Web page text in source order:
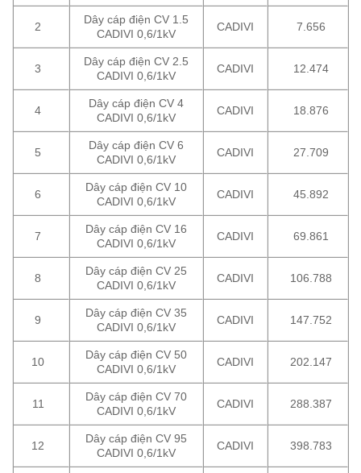
2
Dây cáp điện CV 1.5
CADIVI 0,6/1kV
CADIVI 7.656
3
Dây cáp điện CV 2.5
CADIVI 0,6/1kV
CADIVI 12.474
4
Dây cáp điện CV 4
CADIVI 0,6/1kV
CADIVI 18.876
5
Dây cáp điện CV 6
CADIVI 0,6/1kV
CADIVI 27.709
6
Dây cáp điện CV 10
CADIVI 0,6/1kV
CADIVI 45.892
7
Dây cáp điện CV 16
CADIVI 0,6/1kV
CADIVI 69.861
8
Dây cáp điện CV 25
CADIVI 0,6/1kV
CADIVI 106.788
9
Dây cáp điện CV 35
CADIVI 0,6/1kV
CADIVI 147.752
10
Dây cáp điện CV 50
CADIVI 0,6/1kV
CADIVI 202.147
11
Dây cáp điện CV 70
CADIVI 0,6/1kV
CADIVI 288.387
12
Dây cáp điện CV 95
CADIVI 0,6/1kV
CADIVI 398.783